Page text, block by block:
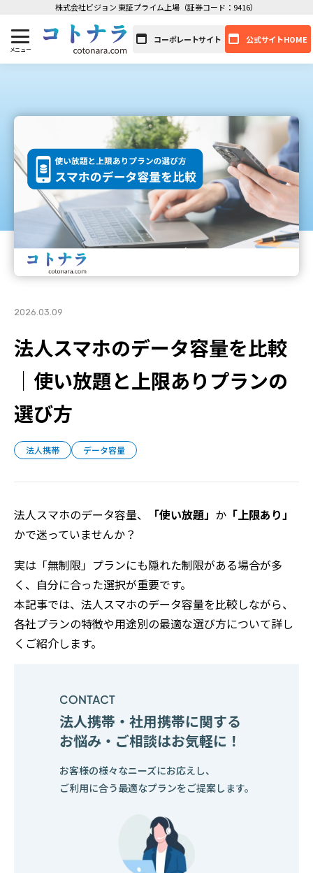
株式会社ビジョン 東証プライム上場（証券コード：9416）
コーポレートサイト 公式サイトHOME
2026.03.09
法人スマホのデータ容量を比較
｜使い放題と上限ありプランの
選び方
法人携帯 データ容量
法人スマホのデータ容量、 「使い放題」 か 「上限あり」
かで迷っていませんか？
実は「無制限」プランにも隠れた制限がある場合が多
く、自分に合った選択が重要です。
本記事では、法人スマホのデータ容量を比較しながら、
各社プランの特徴や用途別の最適な選び方について詳し
くご紹介します。
法人携帯・社用携帯に関する
お悩み・ご相談はお気軽に！
お客様の様々なニーズにお応えし、
ご利用に合う最適なプランをご提案します。